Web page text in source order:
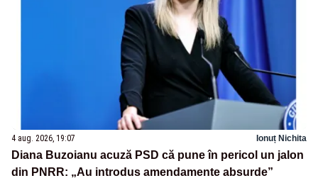
4 aug. 2026, 19:07 Ionuț Nichita
Diana Buzoianu acuză PSD că pune în pericol un jalon
din PNRR: „Au introdus amendamente absurde”